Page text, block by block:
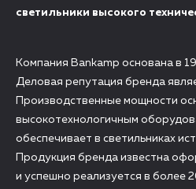
светильники высокого
Компания Bankamp основана в
Деловая репутация бренда
Производственные мощности
высокотехнологичным
обеспечивает в светильниках
Продукция бренда известна
и успешно реализуется в более